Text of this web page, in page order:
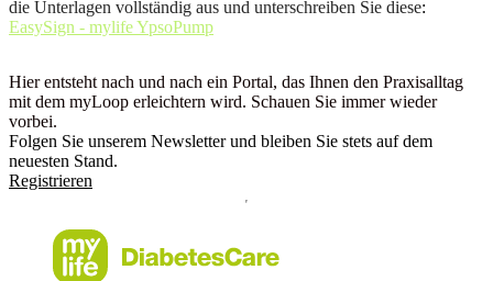
die Unterlagen vollständig aus und unterschreiben Sie diese:
EasySign - mylife YpsoPump
Hier entsteht nach und nach ein Portal, das Ihnen den Praxisalltag
mit dem myLoop erleichtern wird. Schauen Sie immer wieder
vorbei.
Folgen Sie unserem Newsletter und bleiben Sie stets auf dem
neuesten Stand.
Registrieren